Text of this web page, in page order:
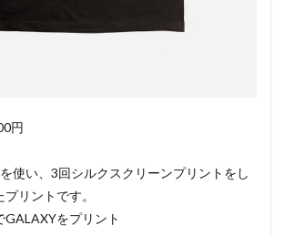
円
使い、3回シルクスクリーンプリントをし
リントです。
をプリント